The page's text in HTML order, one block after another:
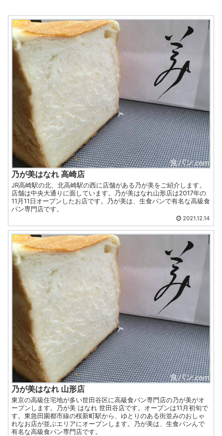
乃が美
乃が美はなれ 高崎店
JR高崎駅の北、北高崎駅の西に店舗がある乃が美をご紹介します。
店舗は中央大通りに面しています。乃が美はなれ山形店は2017年の
11月11日オープンしたお店です。乃が美は、生食パンで有名な高級食
パン専門店です。
2021.12.14
乃が美
乃が美はなれ 山形店
東京の高級住宅地が多い世田谷区に高級食パン専門店の乃が美がオ
ープンします。乃が美 はなれ 世田谷店です。オープンは11月初旬で
す。東急田園都市線の桜新町駅から、ゆとりのある街並みのおしゃ
れなお店が並ぶエリアにオープンします。乃が美は、生食パンんで
有名な高級食パン専門店です。